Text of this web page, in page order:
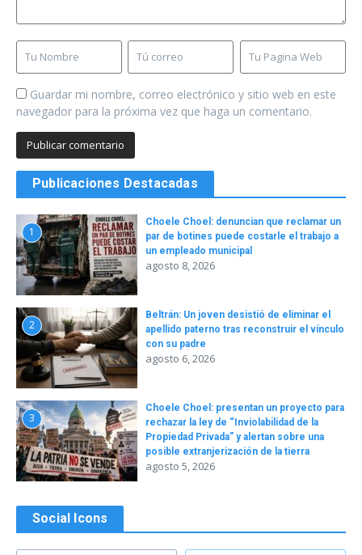
Guardar mi nombre, correo electrónico y sitio web en este
navegador para la próxima vez que haga un comentario.
Publicaciones Destacadas
1
Choele Choel: denuncian que reclamar un
par de botines puede costarle el trabajo a
un empleado municipal
agosto 8, 2026
2
Beltrán: Un joven desistió de eliminar el
apellido paterno tras reconstruir el vínculo
con su padre
agosto 6, 2026
3
Choele Choel: presentan un proyecto para
rechazar la ley de “Inviolabilidad de la
Propiedad Privada” y alertan sobre una
posible extranjerización de la tierra
agosto 5, 2026
Social Icons